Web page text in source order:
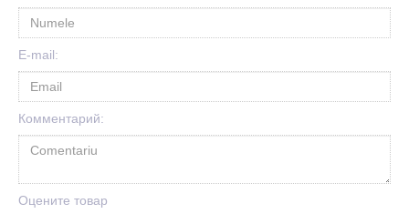
E-mail:
Комментарий:
Оцените товар